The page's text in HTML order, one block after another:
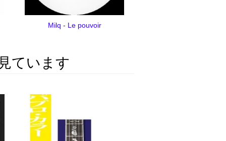
Milq - Le pouvoir
ています